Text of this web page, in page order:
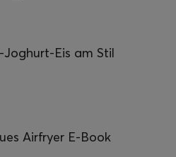
Joghurt-Eis am Stil
Airfryer E-Book